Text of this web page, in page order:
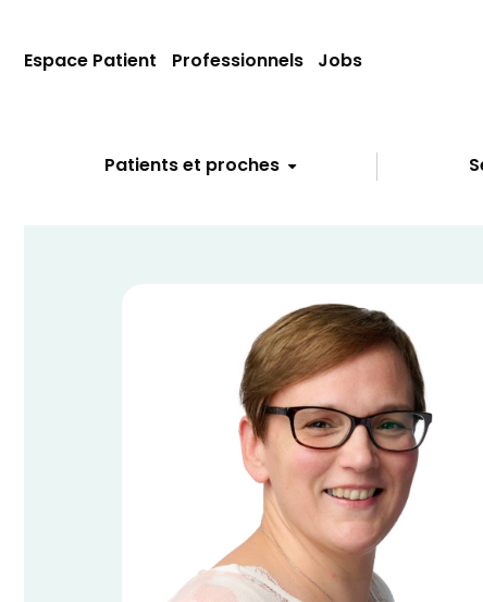
Patients et proches
Espace Patient Professionnels Jobs